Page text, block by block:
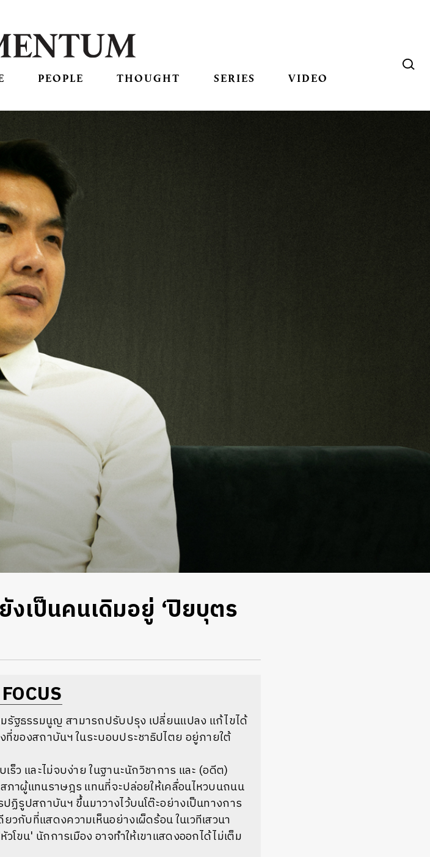
PEOPLE THOUGHT SERIES VIDEO
เป็นคนเดิมอยู่ ‘ปิยบุตร
ฐธรรมนูญ สามารถปรับปรุง เปลี่ยนแปลง แก้ไขได้
ที่ของสถาบันฯ ในระบอบประชาธิปไตย อยู่ภายใต้
ว และไม่จบง่าย ในฐานะนักวิชาการ และ (อดีต)
ภาผู้แทนราษฎร แทนที่จะปล่อยให้เคลื่อนไหวบนถนน
ฏิรูปสถาบันฯ ขึ้นมาวางไว้บนโต๊ะอย่างเป็นทางการ
กับที่แสดงความเห็นอย่างเผ็ดร้อน ในเวทีเสวนา
ขน' นักการเมือง อาจทำให้เขาแสดงออกได้ไม่เต็ม